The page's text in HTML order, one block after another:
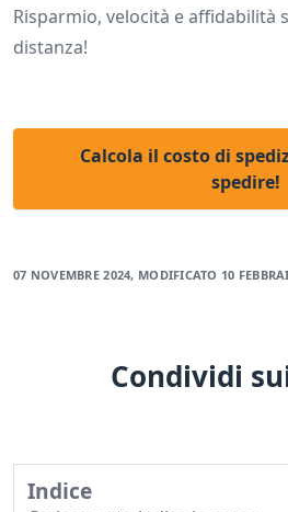
Risparmio, velocità e affidabilità
distanza!
Calcola il costo di
spedire!
07 NOVEMBRE 2024, MODIFICATO 10
Condividi
Indice